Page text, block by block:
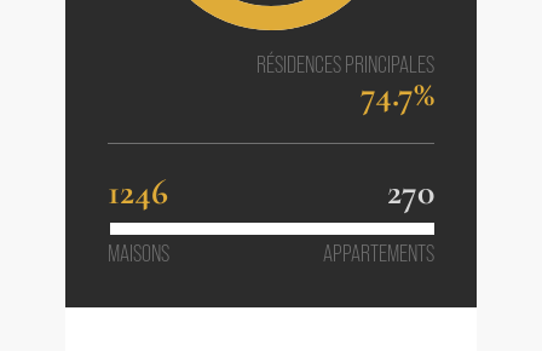
RÉSIDENCES PRINCIPALES
74.7%
1246 270
MAISONS APPARTEMENTS